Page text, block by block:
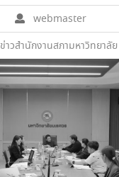
webmaster
ข่าวสำนักงานสภามหาวิทยาลัย